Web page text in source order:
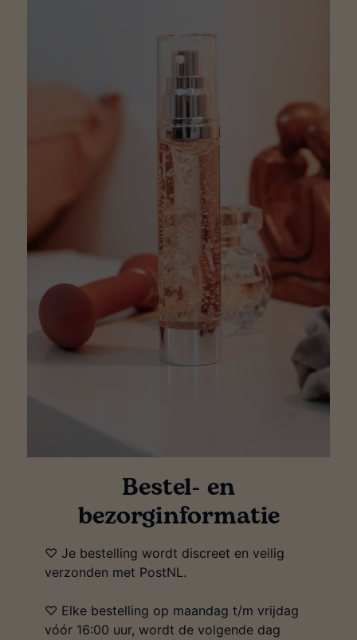
Bestel- en
bezorginformatie
♡ Je bestelling wordt discreet en veilig
verzonden met PostNL.
♡ Elke bestelling op maandag t/m vrijdag
vóór 16:00 uur, wordt de volgende dag